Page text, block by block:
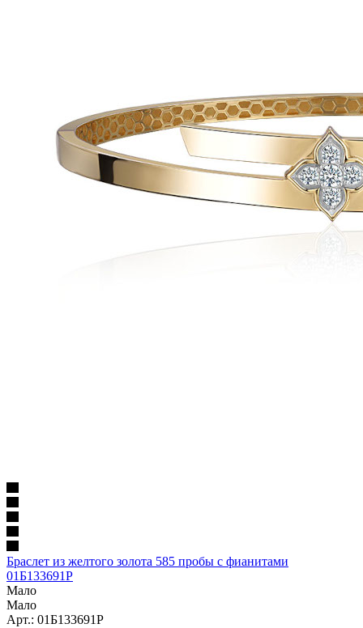
Браслет из желтого золота 585 пробы с фианитами
01Б133691Р
Мало
Мало
Арт.: 01Б133691Р